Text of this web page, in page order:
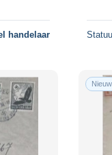
handelaar
Nieuw